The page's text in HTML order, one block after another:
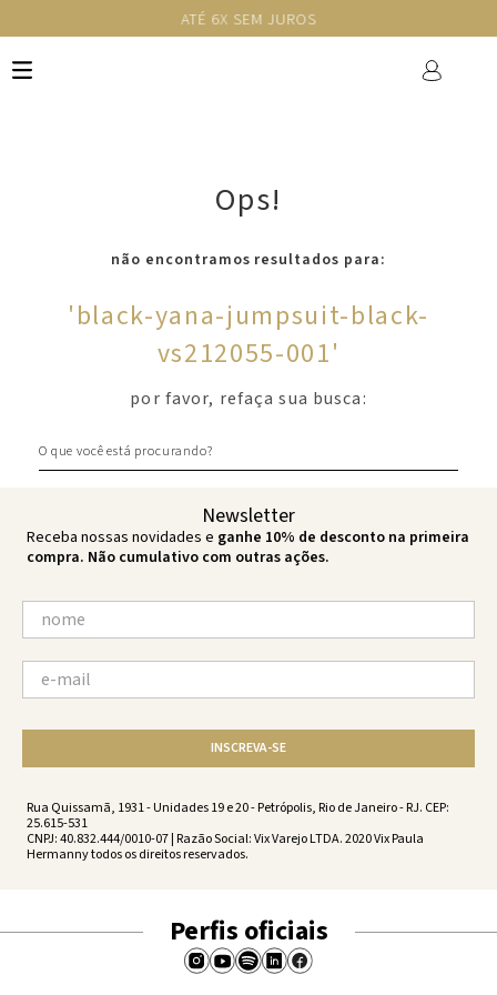
ATÉ 6X SEM JUROS
Ops!
não encontramos resultados para:
'black-yana-jumpsuit-black-
vs212055-001'
por favor, refaça sua busca:
Newsletter
Receba nossas novidades e ganhe 10% de desconto na primeira
compra. Não cumulativo com outras ações.
INSCREVA-SE
Rua Quissamã, 1931 - Unidades 19 e 20 - Petrópolis, Rio de Janeiro - RJ. CEP:
25.615-531
CNPJ: 40.832.444/0010-07 | Razão Social: Vix Varejo LTDA. 2020 Vix Paula
Hermanny todos os direitos reservados.
Perfis oficiais